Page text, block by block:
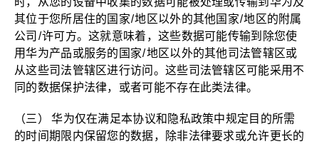
其位于您所居住的国家/地区以外的其他国家/地区的附属
公司/许可方。这就意味着，这些数据可能传输到除您使
用华为产品或服务的国家/地区以外的其他司法管辖区或
从这些司法管辖区进行访问。这些司法管辖区可能采用不
同的数据保护法律，或者可能不存在此类法律。
（三） 华为仅在满足本协议和隐私政策中规定目的所需
的时间期限内保留您的数据，除非法律要求或允许更长的